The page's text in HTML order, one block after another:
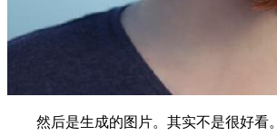
然后是生成的图片。其实不是很好看。